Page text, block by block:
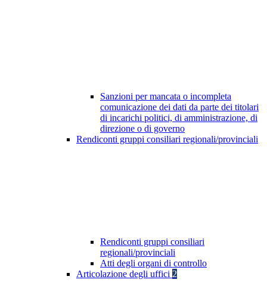
Sanzioni per mancata o incompleta
comunicazione dei dati da parte dei titolari
di incarichi politici, di amministrazione, di
direzione o di governo
Rendiconti gruppi consiliari regionali/provinciali
Rendiconti gruppi consiliari
regionali/provinciali
Atti degli organi di controllo
Articolazione degli uffici 2